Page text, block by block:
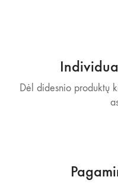
Dėl didesnio produktų